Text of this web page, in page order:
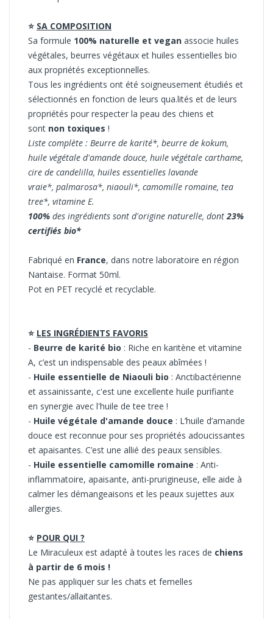
⭐ SA COMPOSITION
Sa formule 100% naturelle et vegan associe huiles
végétales, beurres végétaux et huiles essentielles bio
aux propriétés exceptionnelles.
Tous les ingrédients ont été soigneusement étudiés et
sélectionnés en fonction de leurs qua.lités et de leurs
propriétés pour respecter la peau des chiens et
sont non toxiques !
Liste complète : Beurre de karité*, beurre de kokum,
huile végétale d'amande douce, huile végétale carthame,
cire de candelilla, huiles essentielles lavande
vraie*, palmarosa*, niaouli*, camomille romaine, tea
tree*, vitamine E.
100% des ingrédients sont d'origine naturelle, dont23%
certifiés bio*
Fabriqué en France, dans notre laboratoire en région
Nantaise. Format 50ml.
Pot en PET recyclé et recyclable.
⭐ LES INGRÉDIENTS FAVORIS
- Beurre de karité bio : Riche en karitène et vitamine
A, c’est un indispensable des peaux abîmées !
- Huile essentielle de Niaouli bio : Anctibactérienne
et assainissante, c'est une excellente huile purifiante
en synergie avec l'huile de tee tree !
- Huile végétale d'amande douce : L’huile d’amande
douce est reconnue pour ses propriétés adoucissantes
et apaisantes. C’est une allié des peaux sensibles.
- Huile essentielle camomille romaine : Anti-
inflammatoire, apaisante, anti-prurigineuse, elle aide à
calmer les démangeaisons et les peaux sujettes aux
allergies.
⭐ POUR QUI ?
Le Miraculeux est adapté à toutes les races de chiens
à partir de 6 mois !
Ne pas appliquer sur les chats et femelles
gestantes/allaitantes.